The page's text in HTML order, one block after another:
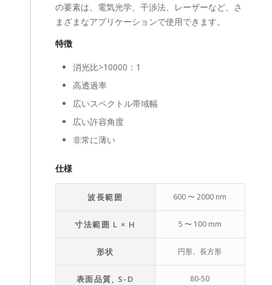
の要素は、電気光学、干渉法、レーザーなど、さ
まざまなアプリケーションで使用できます。
特徴
消光比>10000：1
高透過率
広いスペクトル帯域幅
広い許容角度
非常に薄い
仕様
波長範囲 600 〜 2000 nm
寸法範囲 L × H 5 〜 100 mm
形状 円形、長方形
表面品質, S-D 80-50